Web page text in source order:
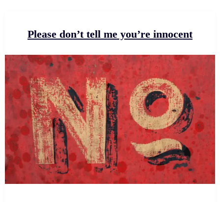
Please don’t tell me you’re innocent